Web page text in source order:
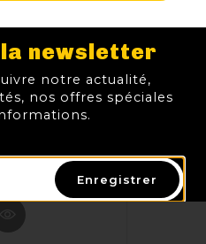
newsletter
notre actualité,
nos offres spéciales
Enregistrer